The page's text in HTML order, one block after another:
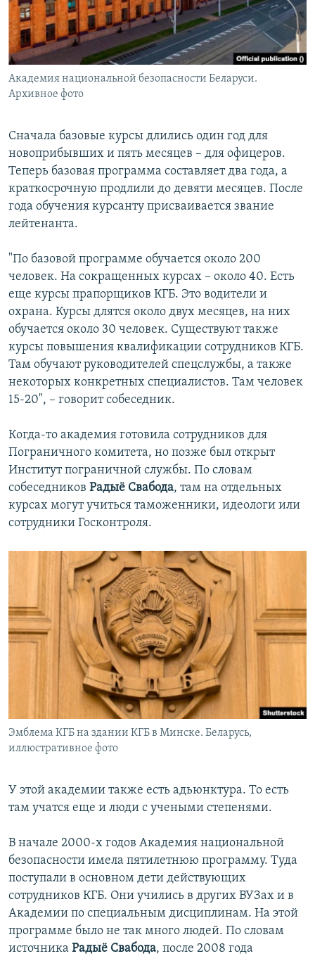
Академия национальной безопасности Беларуси.
Архивное фото
Сначала базовые курсы длились один год для
новоприбывших и пять месяцев – для офицеров.
Теперь базовая программа составляет два года, а
краткосрочную продлили до девяти месяцев. После
года обучения курсанту присваивается звание
лейтенанта.
"По базовой программе обучается около 200
человек. На сокращенных курсах – около 40. Есть
еще курсы прапорщиков КГБ. Это водители и
охрана. Курсы длятся около двух месяцев, на них
обучается около 30 человек. Существуют также
курсы повышения квалификации сотрудников КГБ.
Там обучают руководителей спецслужбы, а также
некоторых конкретных специалистов. Там человек
15-20", – говорит собеседник.
Когда-то академия готовила сотрудников для
Пограничного комитета, но позже был открыт
Институт пограничной службы. По словам
собеседников Радыё Свабода, там на отдельных
курсах могут учиться таможенники, идеологи или
сотрудники Госконтроля.
Эмблема КГБ на здании КГБ в Минске. Беларусь,
иллюстративное фото
У этой академии также есть адьюнктура. То есть
там учатся еще и люди с учеными степенями.
В начале 2000-х годов Академия национальной
безопасности имела пятилетнюю программу. Туда
поступали в основном дети действующих
сотрудников КГБ. Они учились в других ВУЗах и в
Академии по специальным дисциплинам. На этой
программе было не так много людей. По словам
источника Радыё Свабода, после 2008 года